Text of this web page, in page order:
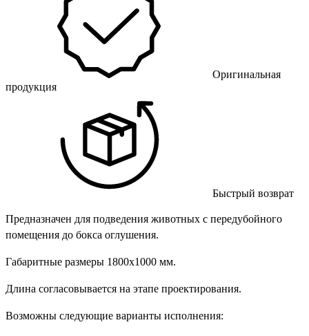
Оригинальная
продукция
Быстрый возврат
Предназначен для подведения животных с передубойного
помещения до бокса оглушения.
Габаритные размеры 1800х1000 мм.
Длина согласовывается на этапе проектирования.
Возможны следующие варианты исполнения: